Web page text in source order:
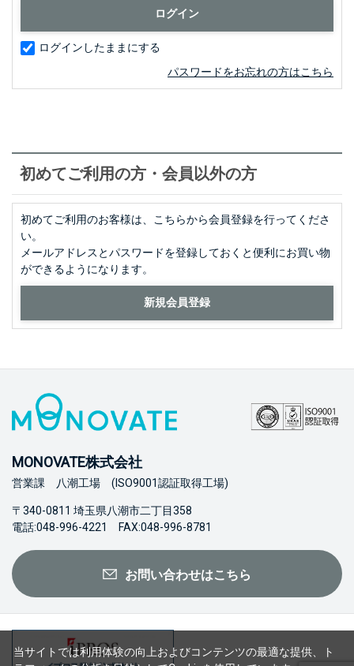
ログインしたままにする
パスワードをお忘れの方はこちら
初めてご利用の方・会員以外の方
初めてご利用のお客様は、こちらから会員登録を行ってくださ
い。
メールアドレスとパスワードを登録しておくと便利にお買い物
ができるようになります。
MONOVATE株式会社
営業課 八潮工場 (ISO9001認証取得工場)
〒340-0811 埼玉県八潮市二丁目358
電話:048-996-4221 FAX:048-996-8781
お問い合わせはこちら
当サイトでは利用体験の向上およびコンテンツの最適な提供、ト